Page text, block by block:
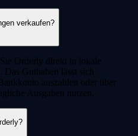
verkaufen?
Orderly direkt in lokale
Guthaben lässt sich
auszahlen oder über
Ausgaben nutzen.